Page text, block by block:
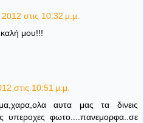
στις 10:32 μ.μ.
μου!!!
στις 10:51 μ.μ.
αυτα μας τα δινεις
υπεροχες φωτο....πανεμορφα..σε